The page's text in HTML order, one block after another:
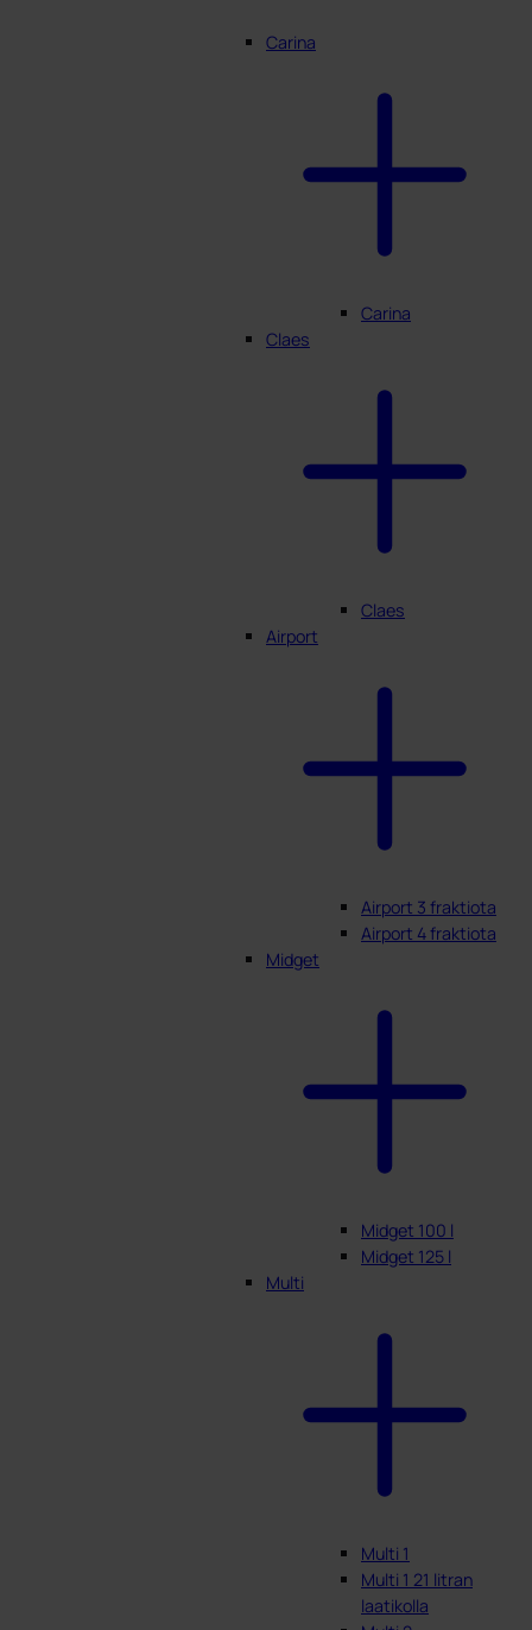
Carina
Carina
Claes
Claes
Airport
Airport 3 fraktiota
Airport 4 fraktiota
Midget
Midget 100 l
Midget 125 l
Multi
Multi 1
Multi 1 21 litran
laatikolla